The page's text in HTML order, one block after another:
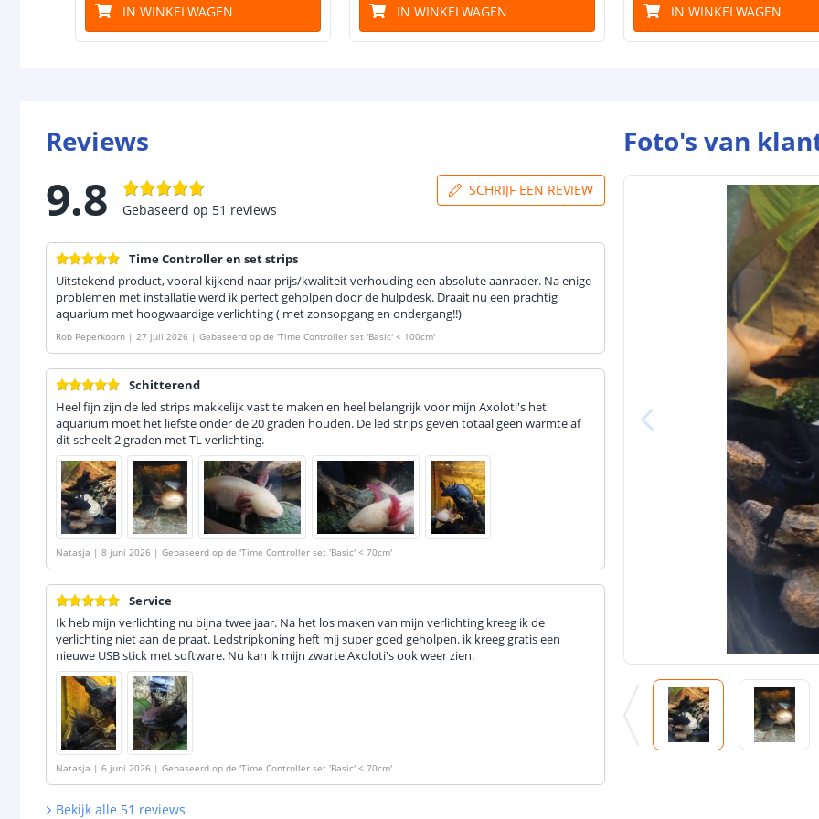
IN WINKELWAGEN IN WINKELWAGEN IN WINKELWAGEN
Reviews
9.8 Gebaseerd op 51 reviews
SCHRIJF EEN REVIEW
Time Controller en set strips
Uitstekend product, vooral kijkend naar prijs/kwaliteit verhouding een absolute aanrader. Na enige
problemen met installatie werd ik perfect geholpen door de hulpdesk. Draait nu een prachtig
aquarium met hoogwaardige verlichting ( met zonsopgang en ondergang!!)
Rob Peperkoorn | 27 juli 2026 | Gebaseerd op de 'Time Controller set 'Basic' < 100cm'
Schitterend
Heel fijn zijn de led strips makkelijk vast te maken en heel belangrijk voor mijn Axoloti's het
aquarium moet het liefste onder de 20 graden houden. De led strips geven totaal geen warmte af
dit scheelt 2 graden met TL verlichting.
Natasja | 8 juni 2026 | Gebaseerd op de 'Time Controller set 'Basic' < 70cm'
Service
Ik heb mijn verlichting nu bijna twee jaar. Na het los maken van mijn verlichting kreeg ik de
verlichting niet aan de praat. Ledstripkoning heft mij super goed geholpen. ik kreeg gratis een
nieuwe USB stick met software. Nu kan ik mijn zwarte Axoloti's ook weer zien.
Natasja | 6 juni 2026 | Gebaseerd op de 'Time Controller set 'Basic' < 70cm'
Bekijk alle 51 reviews
Foto's van